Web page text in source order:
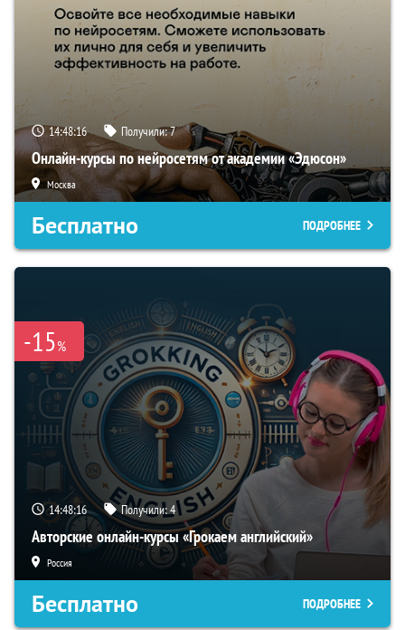
14:48:15 Получили:7
Онлайн-курсы по нейросетям от академии «Эдюсон»
Москва
Бесплатно ПОДРОБНЕЕ
-15%
14:48:15 Получили:4
Авторские онлайн-курсы «Грокаем английский»
Россия
Бесплатно ПОДРОБНЕЕ